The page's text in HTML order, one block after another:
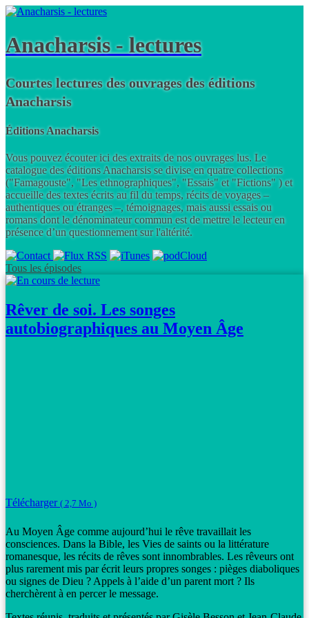
Anacharsis - lectures
Courtes lectures des ouvrages des éditions
Anacharsis
Éditions Anacharsis
Vous pouvez écouter ici des extraits de nos ouvrages lus. Le
catalogue des éditions Anacharsis se divise en quatre collections
("Famagouste", "Les ethnographiques", "Essais" et "Fictions" ) et
accueille des textes écrits au fil du temps, récits de voyages –
authentiques ou étranges –, témoignages, mais aussi essais ou
romans dont le dénominateur commun est de mettre le lecteur en
présence d’un questionnement sur l'altérité.
Tous les épisodes
Rêver de soi. Les songes
autobiographiques au Moyen Âge
Télécharger ( 2,7 Mo )
Au Moyen Âge comme aujourd’hui le rêve travaillait les
consciences. Dans la Bible, les Vies de saints ou la littérature
romanesque, les récits de rêves sont innombrables. Les rêveurs ont
plus rarement mis par écrit leurs propres songes : pièges diaboliques
ou signes de Dieu ? Appels à l’aide d’un parent mort ? Ils
cherchèrent à en percer le message.